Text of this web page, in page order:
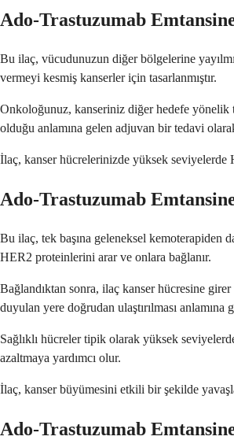
Ado-Trastuzumab
Bu ilaç, vücudunuzun diğer bölgelerine
vermeyi kesmiş kanserler için tasarlanmıştır.
Onkoloğunuz, kanseriniz diğer hedefe yönelik
olduğu anlamına gelen adjuvan bir tedavi
İlaç, kanser hücrelerinizde yüksek seviyelerde
Ado-Trastuzumab Emtansine
Bu ilaç, tek başına geleneksel kemoterapiden
HER2 proteinlerini arar ve onlara bağlanır.
Bağlandıktan sonra, ilaç kanser hücresine
duyulan yere doğrudan ulaştırılması anlamına
Sağlıklı hücreler tipik olarak yüksek
azaltmaya yardımcı olur.
İlaç, kanser büyümesini etkili bir şekilde
Ado-Trastuzumab